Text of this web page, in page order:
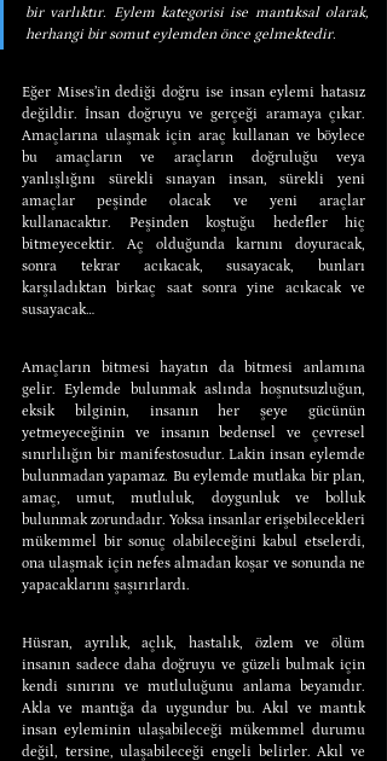
bir varlıktır. Eylem kategorisi ise mantıksal olarak,
herhangi bir somut eylemden önce gelmektedir.
Eğer Mises’in dediği doğru ise insan eylemi hatasız
değildir. İnsan doğruyu ve gerçeği aramaya çıkar.
Amaçlarına ulaşmak için araç kullanan ve böylece
bu amaçların ve araçların doğruluğu veya
yanlışlığını sürekli sınayan insan, sürekli yeni
amaçlar peşinde olacak ve yeni araçlar
kullanacaktır. Peşinden koştuğu hedefler hiç
bitmeyecektir. Aç olduğunda karnını doyuracak,
sonra tekrar acıkacak, susayacak, bunları
karşıladıktan birkaç saat sonra yine acıkacak ve
susayacak…
Amaçların bitmesi hayatın da bitmesi anlamına
gelir. Eylemde bulunmak aslında hoşnutsuzluğun,
eksik bilginin, insanın her şeye gücünün
yetmeyeceğinin ve insanın bedensel ve çevresel
sınırlılığın bir manifestosudur. Lakin insan eylemde
bulunmadan yapamaz. Bu eylemde mutlaka bir plan,
amaç, umut, mutluluk, doygunluk ve bolluk
bulunmak zorundadır. Yoksa insanlar erişebilecekleri
mükemmel bir sonuç olabileceğini kabul etselerdi,
ona ulaşmak için nefes almadan koşar ve sonunda ne
yapacaklarını şaşırırlardı.
Hüsran, ayrılık, açlık, hastalık, özlem ve ölüm
insanın sadece daha doğruyu ve güzeli bulmak için
kendi sınırını ve mutluluğunu anlama beyanıdır.
Akla ve mantığa da uygundur bu. Akıl ve mantık
insan eyleminin ulaşabileceği mükemmel durumu
değil, tersine, ulaşabileceği engeli belirler. Akıl ve